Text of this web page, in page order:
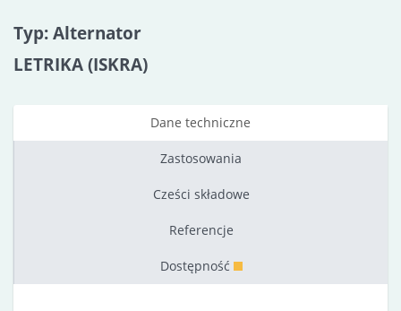
Typ: Alternator
LETRIKA (ISKRA)
Dane techniczne
Zastosowania
Cześci składowe
Referencje
Dostępność